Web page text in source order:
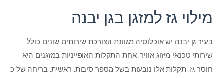
מילוי גז למזגן בגן יבנה
בעיר גן יבנה יש אוכלוסיה מגוונת הצורכת שירותים שונים כולל
שירותי טכנאי מיזוג אוויר. אחת התקלות האופייניות במזגנים היא
חוסר גז. תקלות אלו נובעות בשל מספר סיבות. ראשית, בריחה של כ